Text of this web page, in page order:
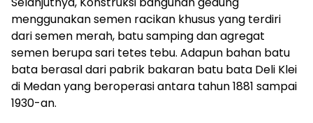
menggunakan semen racikan khusus yang terdiri
dari semen merah, batu samping dan agregat
semen berupa sari tetes tebu. Adapun bahan batu
bata berasal dari pabrik bakaran batu bata Deli Klei
di Medan yang beroperasi antara tahun 1881 sampai
1930-an.